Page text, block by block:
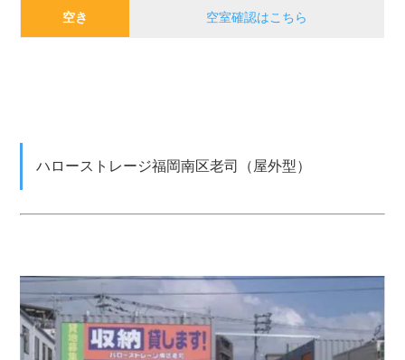
空き 空室確認はこちら
ハローストレージ福岡南区老司（屋外型）